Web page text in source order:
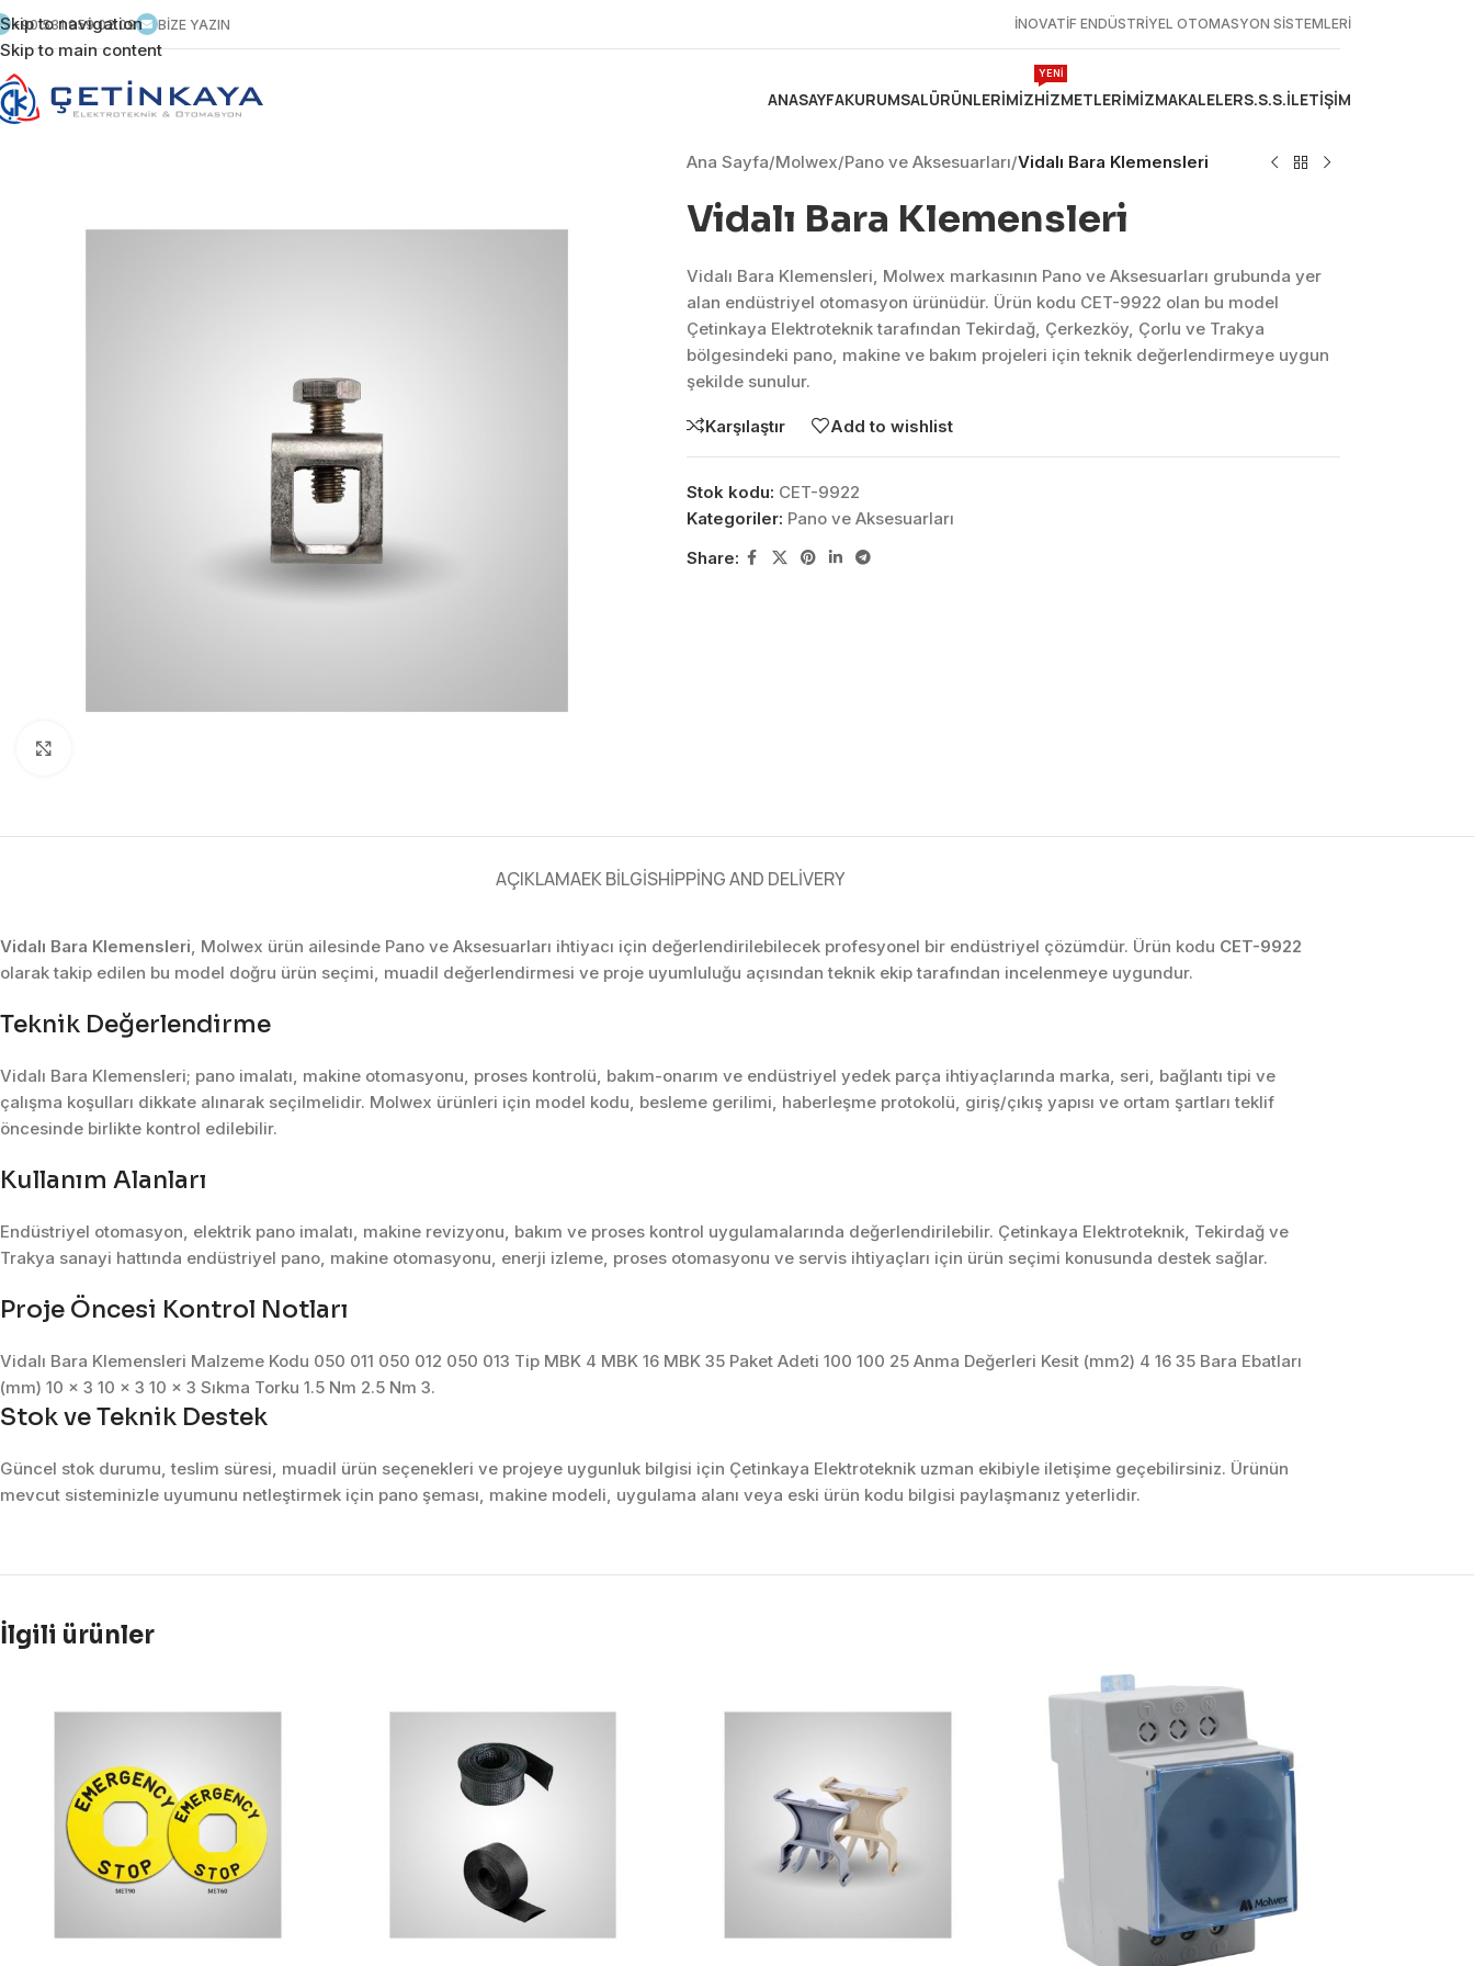
Skip to navigation
Skip to main content
+90 531 959 02 09 BİZE YAZIN İNOVATİF ENDÜSTRİYEL OTOMASYON SİSTEMLERİ
ANASAYFAKURUMSALÜRÜNLERIMIZHIZMETLERIMIZ
YENİ
Makine Otomasyonu
Proses Otomasyonu
Otomasyon Sistemleri
Tasarımı
Ölçüm Sistemleri
MAKALELERS.S.S.İLETIŞIM
Ana Sayfa/Molwex/Pano ve Aksesuarları/Vidalı Bara Klemensleri
Vidalı Bara Klemensleri
Vidalı Bara Klemensleri, Molwex markasının Pano ve Aksesuarları grubunda yer
alan endüstriyel otomasyon ürünüdür. Ürün kodu CET-9922 olan bu model
Çetinkaya Elektroteknik tarafından Tekirdağ, Çerkezköy, Çorlu ve Trakya
bölgesindeki pano, makine ve bakım projeleri için teknik değerlendirmeye uygun
şekilde sunulur.
Karşılaştır Add to wishlist
Stok kodu: CET-9922
Kategoriler: Pano ve Aksesuarları
Share:
AÇIKLAMAEK BILGISHIPPING AND DELIVERY
Vidalı Bara Klemensleri, Molwex ürün ailesinde Pano ve Aksesuarları ihtiyacı için değerlendirilebilecek profesyonel bir endüstriyel çözümdür. Ürün kodu CET-9922
olarak takip edilen bu model doğru ürün seçimi, muadil değerlendirmesi ve proje uyumluluğu açısından teknik ekip tarafından incelenmeye uygundur.
Teknik Değerlendirme
Vidalı Bara Klemensleri; pano imalatı, makine otomasyonu, proses kontrolü, bakım-onarım ve endüstriyel yedek parça ihtiyaçlarında marka, seri, bağlantı tipi ve
çalışma koşulları dikkate alınarak seçilmelidir. Molwex ürünleri için model kodu, besleme gerilimi, haberleşme protokolü, giriş/çıkış yapısı ve ortam şartları teklif
öncesinde birlikte kontrol edilebilir.
Kullanım Alanları
Endüstriyel otomasyon, elektrik pano imalatı, makine revizyonu, bakım ve proses kontrol uygulamalarında değerlendirilebilir. Çetinkaya Elektroteknik, Tekirdağ ve
Trakya sanayi hattında endüstriyel pano, makine otomasyonu, enerji izleme, proses otomasyonu ve servis ihtiyaçları için ürün seçimi konusunda destek sağlar.
Proje Öncesi Kontrol Notları
Vidalı Bara Klemensleri Malzeme Kodu 050 011 050 012 050 013 Tip MBK 4 MBK 16 MBK 35 Paket Adeti 100 100 25 Anma Değerleri Kesit (mm2) 4 16 35 Bara Ebatları
(mm) 10 x 3 10 x 3 10 x 3 Sıkma Torku 1.5 Nm 2.5 Nm 3.
Stok ve Teknik Destek
Güncel stok durumu, teslim süresi, muadil ürün seçenekleri ve projeye uygunluk bilgisi için Çetinkaya Elektroteknik uzman ekibiyle iletişime geçebilirsiniz. Ürünün
mevcut sisteminizle uyumunu netleştirmek için pano şeması, makine modeli, uygulama alanı veya eski ürün kodu bilgisi paylaşmanız yeterlidir.
İlgili ürünler